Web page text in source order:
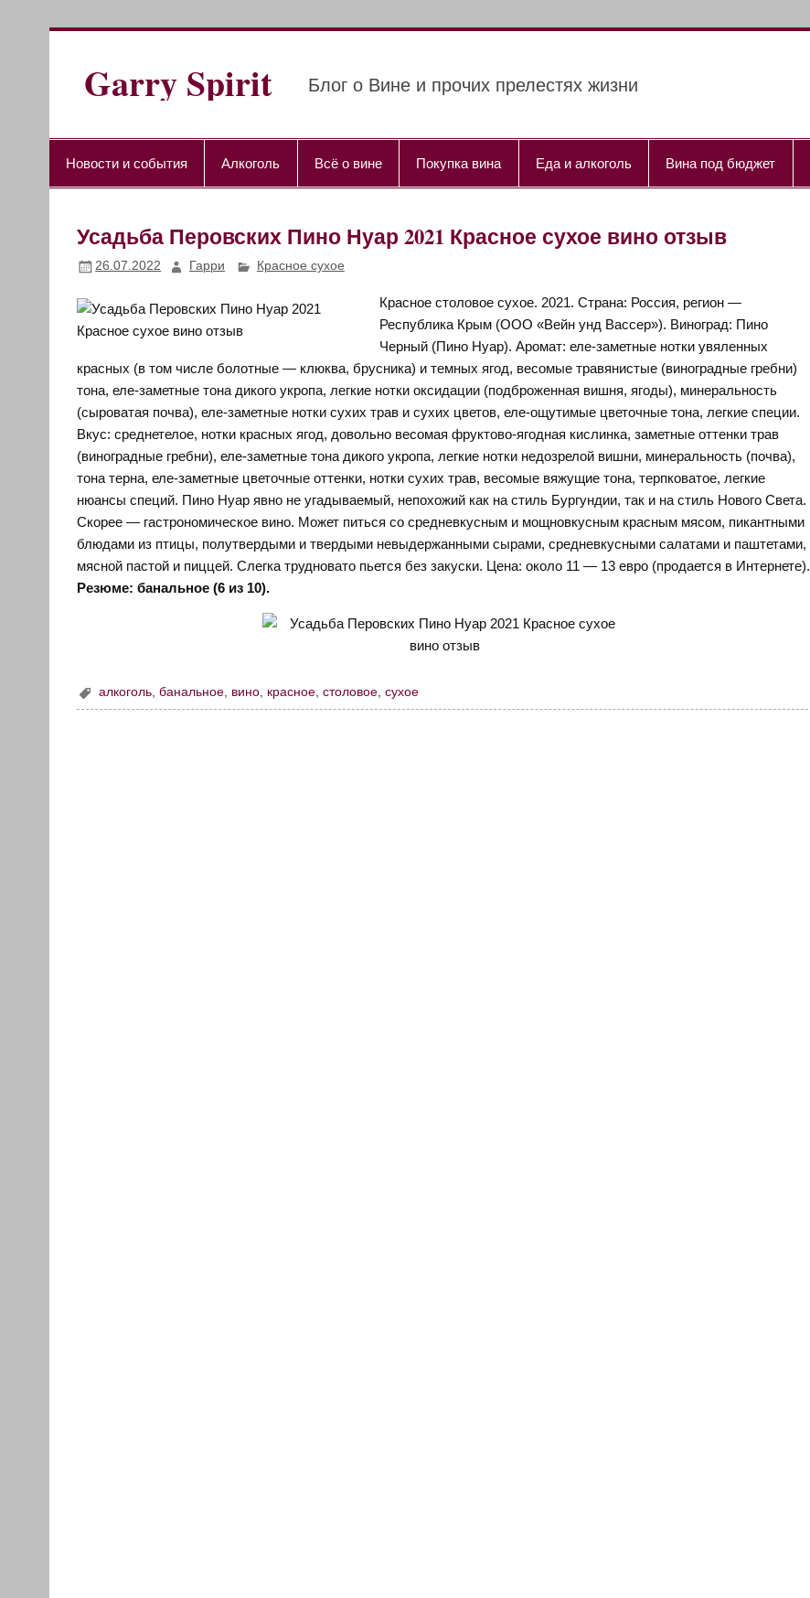
Перейти
Garry Spirit Блог о Вине и прочих прелестях жизни
Новости и события Алкоголь Всё о вине Покупка вина Еда и алкоголь Вина под бюджет
Усадьба Перовских Пино Нуар 2021 Красное сухое вино отзыв
26.07.2022 Гарри Красное сухое
Красное столовое сухое. 2021. Страна: Россия, регион —
Республика Крым (ООО «Вейн унд Вассер»). Виноград: Пино
Черный (Пино Нуар). Аромат: еле-заметные нотки увяленных
красных (в том числе болотные — клюква, брусника) и темных ягод, весомые травянистые (виноградные гребни)
тона, еле-заметные тона дикого укропа, легкие нотки оксидации (подброженная вишня, ягоды), минеральность
(сыроватая почва), еле-заметные нотки сухих трав и сухих цветов, еле-ощутимые цветочные тона, легкие специи.
Вкус: среднетелое, нотки красных ягод, довольно весомая фруктово-ягодная кислинка, заметные оттенки трав
(виноградные гребни), еле-заметные тона дикого укропа, легкие нотки недозрелой вишни, минеральность (почва),
тона терна, еле-заметные цветочные оттенки, нотки сухих трав, весомые вяжущие тона, терпковатое, легкие
нюансы специй. Пино Нуар явно не угадываемый, непохожий как на стиль Бургундии, так и на стиль Нового Света.
Скорее — гастрономическое вино. Может питься со средневкусным и мощновкусным красным мясом, пикантными
блюдами из птицы, полутвердыми и твердыми невыдержанными сырами, средневкусными салатами и паштетами,
мясной пастой и пиццей. Слегка трудновато пьется без закуски. Цена: около 11 — 13 евро (продается в Интернете).
Резюме: банальное (6 из 10).
алкоголь,банальное, вино, красное,столовое,сухое